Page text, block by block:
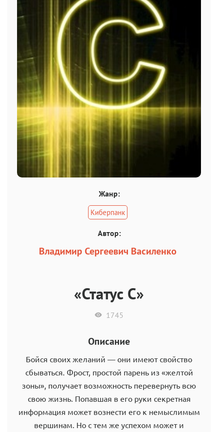
Жанр:
Киберпанк
Автор:
Владимир Сергеевич Василенко
«Статус C»
1745
Описание
Бойся своих желаний — они имеют свойство
сбываться. Фрост, простой парень из «желтой
зоны», получает возможность перевернуть всю
свою жизнь. Попавшая в его руки секретная
информация может вознести его к немыслимым
вершинам. Но с тем же успехом может и